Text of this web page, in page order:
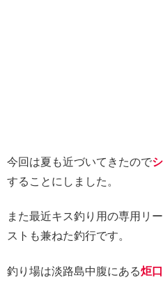
今回は夏も近づいてきたので
することにしました。
また最近キス釣り用の専用リ
ストも兼ねた釣行です。
釣り場は淡路島中腹にある炬